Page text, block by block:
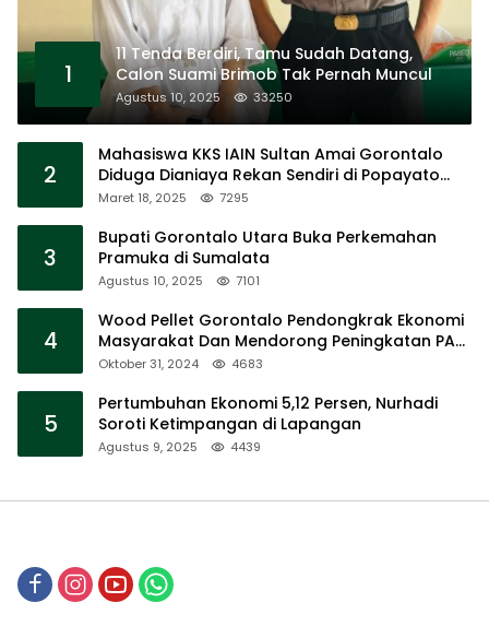
1
11 Tenda Berdiri, Tamu Sudah Datang,
Calon Suami Brimob Tak Pernah Muncul
Agustus 10, 2025 33250
2
Mahasiswa KKS IAIN Sultan Amai Gorontalo
Diduga Dianiaya Rekan Sendiri di Popayato
Barat
Maret 18, 2025 7295
3
Bupati Gorontalo Utara Buka Perkemahan
Pramuka di Sumalata
Agustus 10, 2025 7101
4
Wood Pellet Gorontalo Pendongkrak Ekonomi
Masyarakat Dan Mendorong Peningkatan PAD
Gorontalo
Oktober 31, 2024 4683
5
Pertumbuhan Ekonomi 5,12 Persen, Nurhadi
Soroti Ketimpangan di Lapangan
Agustus 9, 2025 4439